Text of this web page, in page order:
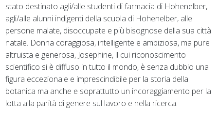
stato destinato agli/alle studenti di farmacia di Hohenelber,
agli/alle alunni indigenti della scuola di Hohenelber, alle
persone malate, disoccupate e più bisognose della sua città
natale. Donna coraggiosa, intelligente e ambiziosa, ma pure
altruista e generosa, Josephine, il cui riconoscimento
scientifico si è diffuso in tutto il mondo, è senza dubbio una
figura eccezionale e imprescindibile per la storia della
botanica ma anche e soprattutto un incoraggiamento per la
lotta alla parità di genere sul lavoro e nella ricerca.